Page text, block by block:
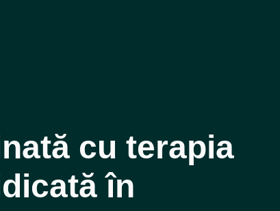
cu terapia
în